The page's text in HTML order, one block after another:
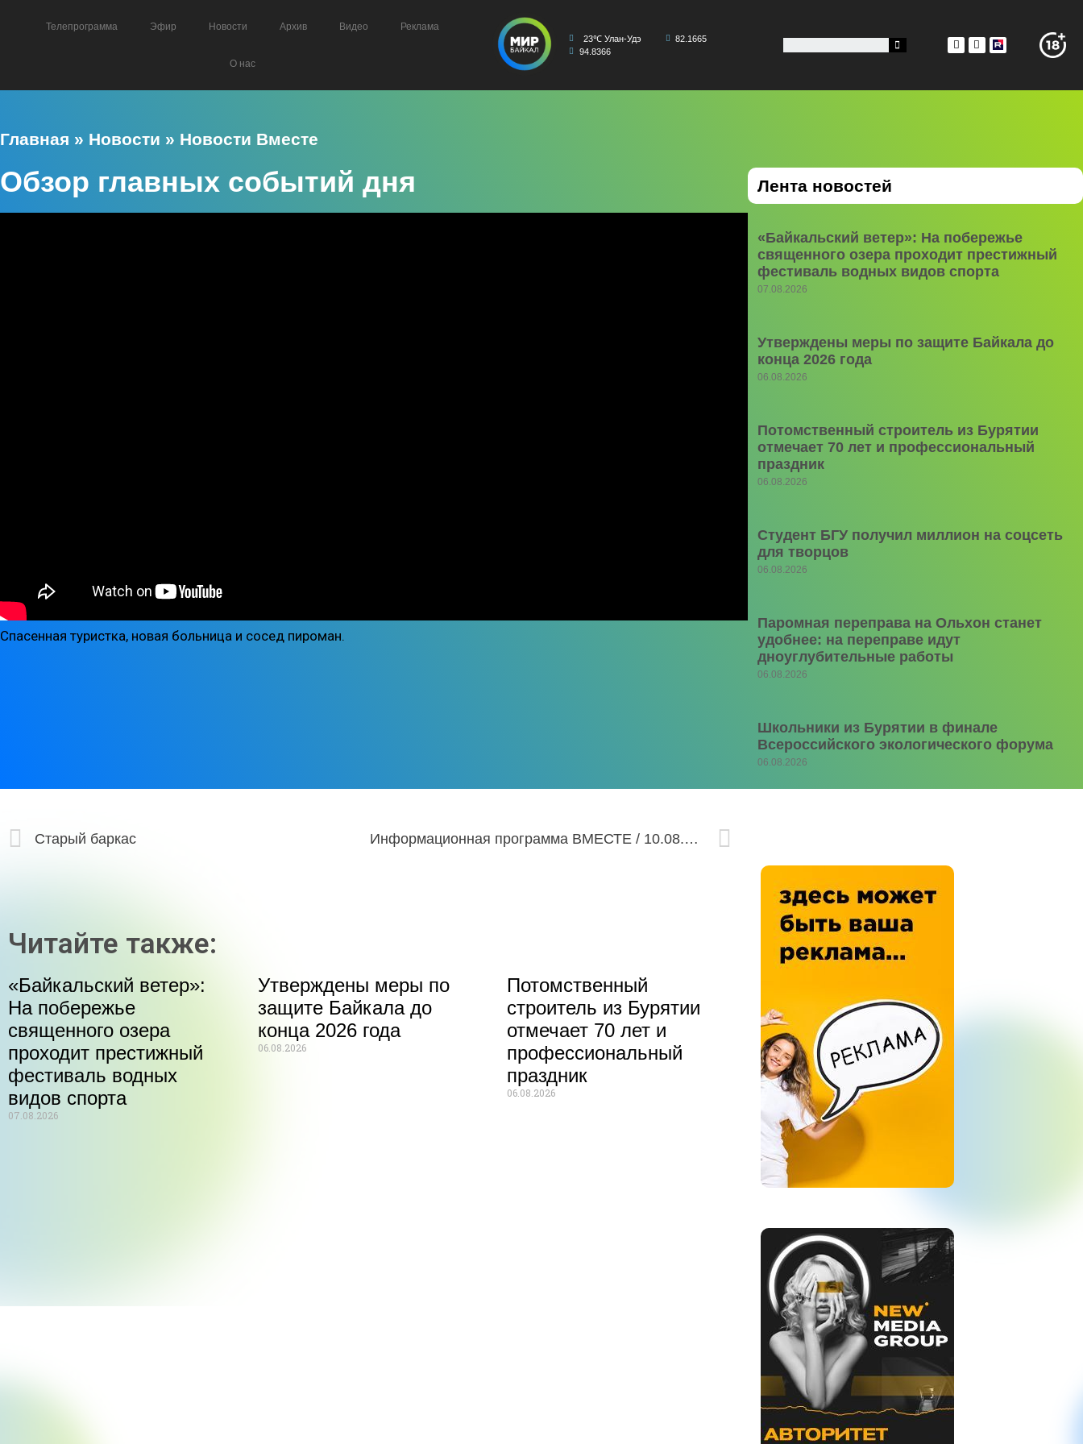
Телепрограмма Эфир Новости Архив Видео Реклама
О нас
23℃ Улан-Удэ
82.1665
94.8366
Главная » Новости » Новости Вместе
Обзор главных событий дня
Спасенная туристка, новая больница и сосед пироман.
Лента новостей
«Байкальский ветер»: На побережье
священного озера проходит престижный
фестиваль водных видов спорта
07.08.2026
Утверждены меры по защите Байкала до
конца 2026 года
06.08.2026
Потомственный строитель из Бурятии
отмечает 70 лет и профессиональный
праздник
06.08.2026
Студент БГУ получил миллион на соцсеть
для творцов
06.08.2026
Паромная переправа на Ольхон станет
удобнее: на переправе идут
дноуглубительные работы
06.08.2026
Школьники из Бурятии в финале
Всероссийского экологического форума
06.08.2026
Старый баркас Информационная программа ВМЕСТЕ / 10.08.2022
Читайте также:
«Байкальский ветер»:
На побережье
священного озера
проходит престижный
фестиваль водных
видов спорта
07.08.2026
Утверждены меры по
защите Байкала до
конца 2026 года
06.08.2026
Потомственный
строитель из Бурятии
отмечает 70 лет и
профессиональный
праздник
06.08.2026